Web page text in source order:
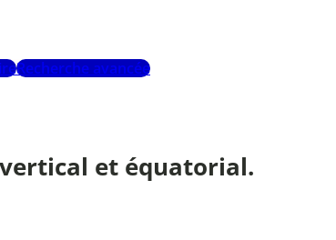
Recherche avancée
et équatorial.